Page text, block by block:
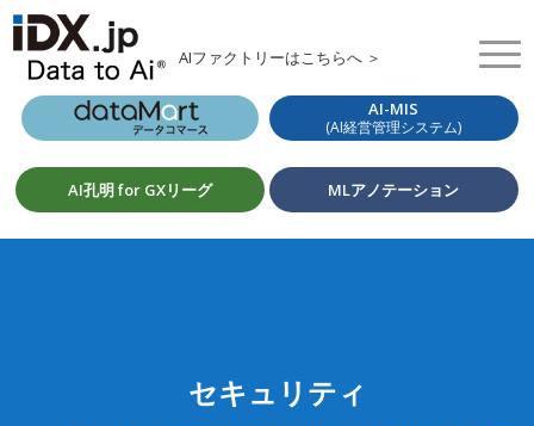
AIファクトリーはこちらへ ＞
AI-MIS
(AI経営管理システム)
AI孔明 for GXリーグ MLアノテーション
セキュリティ